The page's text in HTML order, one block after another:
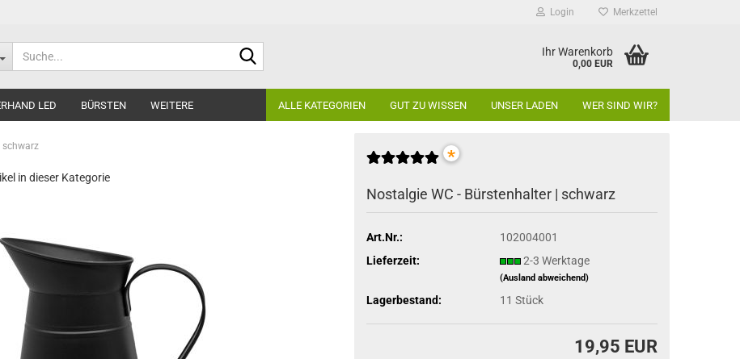
Login Merkzettel
Ihr Warenkorb
0,00 EUR
LED BÜRSTEN ALLE KATEGORIEN GUT ZU WISSEN UNSER LADEN WER SIND WIR?
WEITERE
schwarz
in dieser Kategorie
*
Nostalgie WC - Bürstenhalter | schwarz
Art.Nr.:
102004001
Lieferzeit:
2-3 Werktage
(Ausland abweichend)
Lagerbestand: 11 Stück
19,95 EUR